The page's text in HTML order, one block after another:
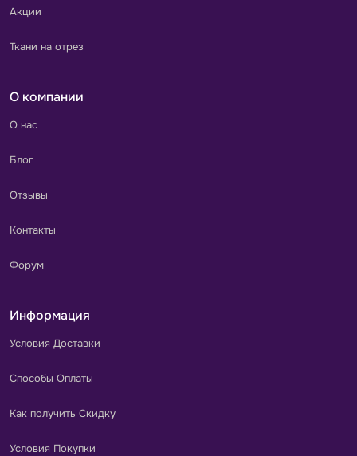
Акции
Ткани на отрез
О компании
О нас
Блог
Отзывы
Контакты
Форум
Информация
Условия Доставки
Способы Оплаты
Как получить Скидку
Условия Покупки